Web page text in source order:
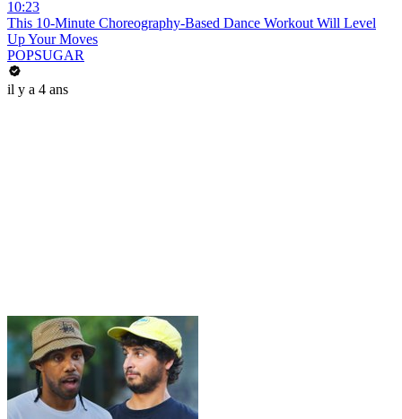
10:23
This 10-Minute Choreography-Based Dance Workout Will Level
Up Your Moves
POPSUGAR
il y a 4 ans